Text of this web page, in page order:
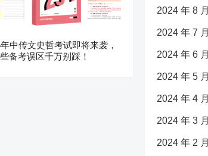
中传文史哲考试即将来袭，
备考误区千万别踩！
2024 年 8 月
2024 年 7 月
2024 年 6 月
2024 年 5 月
2024 年 4 月
2024 年 3 月
2024 年 2 月